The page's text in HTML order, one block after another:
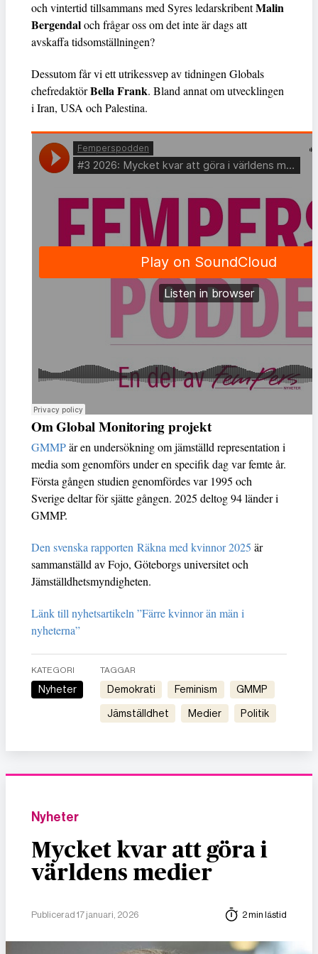
och vintertid tillsammans med Syres ledarskribentMalin
Bergendaloch frågar oss om det inte är dags att
avskaffa tidsomställningen?
Dessutom får vi ett utrikessvep av tidningen Globals
chefredaktörBella Frank. Bland annat om utvecklingen
i Iran, USA och Palestina.
Om Global Monitoring projekt
GMMPär en undersökning om jämställd representation i
media som genomförs under en specifik dag var femte år.
Första gången studien genomfördes var 1995 och
Sverige deltar för sjätte gången. 2025 deltog 94 länder i
GMMP.
Den svenska rapporten Räkna med kvinnor 2025 är
sammanställd av Fojo, Göteborgs universitet och
Jämställdhetsmyndigheten.
Länk till nyhetsartikeln ”Färre kvinnor än män i
nyheterna”
KATEGORI
Nyheter
TAGGAR
demokrati feminism GMMP
jämställdhet medier politik
Nyheter
Mycket kvar att göra i
världens medier
Publicerad 17 januari, 2026 2 min lästid